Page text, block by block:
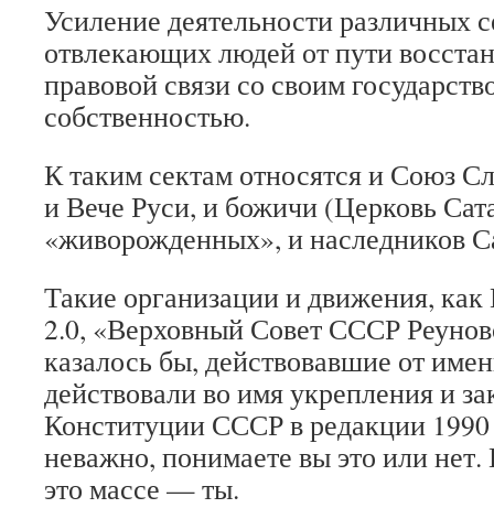
Усиление деятельности различных
отвлекающих людей от пути
правовой связи со своим
собственностью.
К таким сектам относятся и Союз
и Вече Руси, и божичи (Церковь
«живорожденных», и наследников
Такие организации и движения,
2.0, «Верховный Совет СССР
казалось бы, действовавшие от
действовали во имя укрепления и
Конституции СССР в редакции
неважно, понимаете вы это или
это массе — ты.